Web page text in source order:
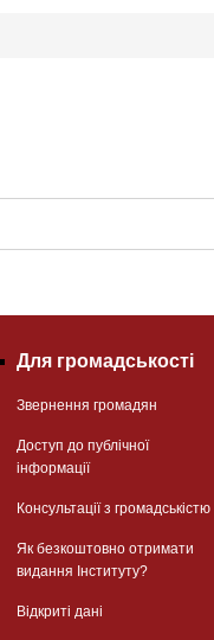
Для громадськості
Звернення громадян
Доступ до публічної
інформації
Консультації з громадськістю
Як безкоштовно отримати
видання Інституту?
Відкриті дані